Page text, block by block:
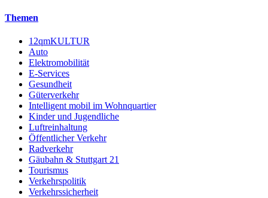
Themen
12qmKULTUR
Auto
Elektromobilität
E-Services
Gesundheit
Güterverkehr
Intelligent mobil im Wohnquartier
Kinder und Jugendliche
Luftreinhaltung
Öffentlicher Verkehr
Radverkehr
Gäubahn & Stuttgart 21
Tourismus
Verkehrspolitik
Verkehrssicherheit